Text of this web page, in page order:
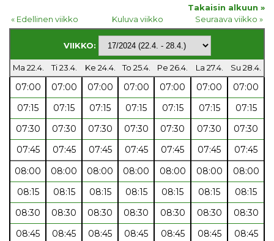
Takaisin alkuun »
« Edellinen viikko
Kuluva viikko Seuraava viikko »
VIIKKO:
Ma 22.4. Ti 23.4. Ke 24.4. To 25.4. Pe 26.4. La 27.4. Su 28.4.
07:00 07:00 07:00 07:00 07:00 07:00
07:00
07:15
07:15 07:15 07:15 07:15 07:15
07:15
07:30
07:30 07:30 07:30 07:30 07:30
07:30
07:45
07:45 07:45 07:45 07:45 07:45
07:45
08:00
08:00 08:00 08:00 08:00 08:00
08:00
08:15
08:15 08:15 08:15 08:15 08:15
08:15
08:30
08:30 08:30 08:30 08:30 08:30
08:30
08:45
08:45 08:45 08:45 08:45 08:45
08:45